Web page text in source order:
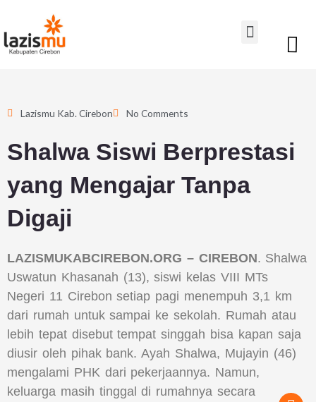
konten
Lazismu Kab. Cirebon No Comments
Shalwa Siswi Berprestasi
yang Mengajar Tanpa
Digaji
LAZISMUKABCIREBON.ORG – CIREBON. Shalwa
Uswatun Khasanah (13), siswi kelas VIII MTs
Negeri 11 Cirebon setiap pagi menempuh 3,1 km
dari rumah untuk sampai ke sekolah. Rumah atau
lebih tepat disebut tempat singgah bisa kapan saja
diusir oleh pihak bank. Ayah Shalwa, Mujayin (46)
mengalami PHK dari pekerjaannya. Namun,
keluarga masih tinggal di rumahnya secara